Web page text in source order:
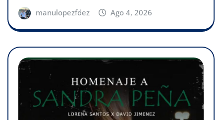
manulopezfdez Ago 4, 2026